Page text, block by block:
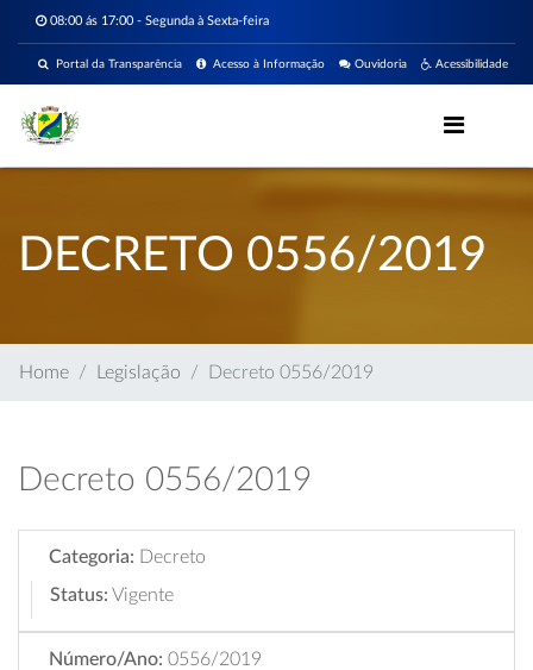
08:00 ás 17:00 - Segunda à Sexta-feira
Acessibilidade
Ouvidoria
Acesso à Informação
Portal da Transparência
DECRETO 0556/2019
Home Legislação Decreto 0556/2019
Decreto 0556/2019
Categoria: Decreto
Status: Vigente
Número/Ano: 0556/2019